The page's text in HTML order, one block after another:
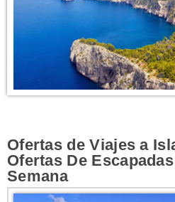
Oops!
Ofertas de Viajes a
Ofertas De
Semana